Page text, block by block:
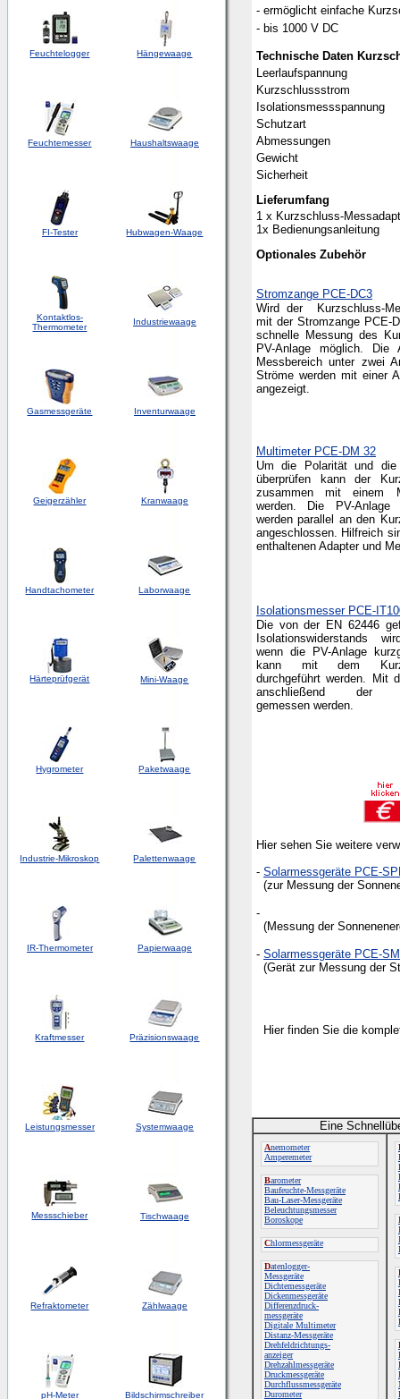
Feuchtelogger Hängewaage
Feuchtemesser Haushaltswaage
FI-Tester Hubwagen-Waage
Kontaktlos-
Thermometer
Industriewaage
Gasmessgeräte Inventurwaage
Geigerzähler Kranwaage
Handtachometer Laborwaage
Härteprüfgerät Mini-Waage
Hygrometer Paketwaage
Industrie-Mikroskop Palettenwaage
IR-Thermometer Papierwaage
Kraftmesser Präzisionswaage
Leistungsmesser Systemwaage
Messschieber Tischwaage
Refraktometer Zählwaage
pH-Meter Bildschirmschreiber
- ermöglicht einfache
- bis 1000 V DC
Technische Daten
Leerlaufspannung
Kurzschlussstrom
Isolationsmessspannung
Schutzart
Abmessungen
Gewicht
Sicherheit
Lieferumfang
1 x Kurzschluss-
1x Bedienungsanleitung
Optionales Zubehör
Stromzange PCE-DC3
Wird der Kurzschluss-
mit der Stromzange PCE-
schnelle Messung des
PV-Anlage möglich. Die
Messbereich unter zwei
Ströme werden mit einer
angezeigt.
Multimeter PCE-DM 32
Um die Polarität und die
überprüfen kann der
zusammen mit einem
werden. Die PV-
werden parallel an den
angeschlossen. Hilfreich
enthaltenen Adapter und
Isolationsmesser PCE-
Die von der EN 62446
Isolationswiderstands
wenn die PV-Anlage
kann mit dem
durchgeführt werden. Mit
anschließend der
gemessen werden.
Hier sehen Sie weitere
- Solarmessgeräte PCE-
(zur Messung der
-
(Messung der
- Solarmessgeräte PCE-
(Gerät zur Messung der
Hier finden Sie die
Eine
Anemometer
Amperemeter
Barometer
Baufeuchte-Messgeräte
Bau-Laser-Messgeräte
Beleuchtungsmesser
Boroskope
Chlormessgeräte
Datenlogger-
Messgeräte
Dichtemessgeräte
Dickenmessgeräte
Differenzdruck-
messgeräte
Digitale Multimeter
Distanz-Messgeräte
Drehfeldrichtungs-
anzeiger
Drehzahlmessgeräte
Druckmessgeräte
Durchflussmessgeräte
Durometer